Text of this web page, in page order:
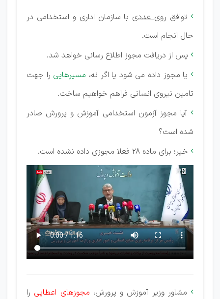
توافقروی عددی با سازمان اداری و استخدامی در
حال انجام است.
 پس از دریافت مجوز اطلاع رسانی خواهد شد.
یا مجوز داده می شود یا اگر نه، مسیرهایی را جهت
تامین نیروی انسانی فراهم خواهیم ساخت.
 آیا مجوز آزمون استخدامی آموزش و پرورش صادر
شده است؟
 خیر؛ برای ماده 28 فعلا مجوزی داده نشده است.
 مشاور وزیر آموزش و پرورش، مجوزهای اعطایی را